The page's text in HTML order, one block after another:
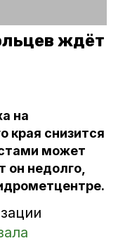
ждёт
на
края снизится
может
он недолго,